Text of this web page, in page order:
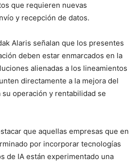
que requieren nuevas
y recepción de datos.
Alaris señalan que los presentes
deben estar enmarcados en la
alienadas a los lineamientos
directamente a la mejora del
operación y rentabilidad se
que aquellas empresas que en
por incorporar tecnologías
de IA están experimentado una